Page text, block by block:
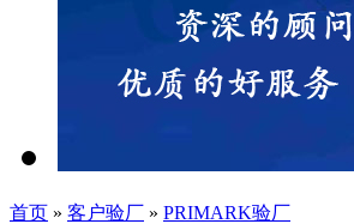
首页 » 客户验厂 » PRIMARK验厂